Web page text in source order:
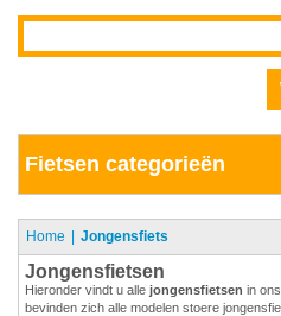
Fietsen categorieën
Home Jongensfiets
Jongensfietsen
Hieronder vindt u alle jongensfietsen in
bevinden zich alle modelen stoere